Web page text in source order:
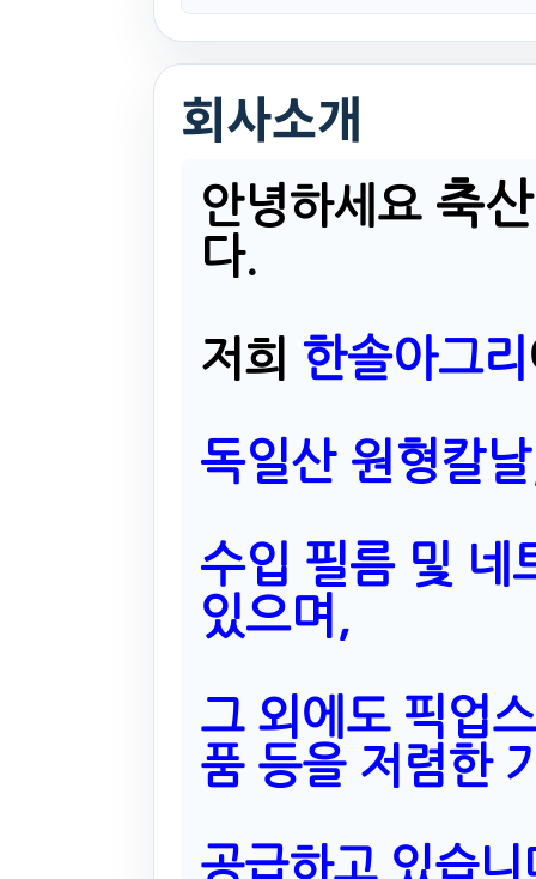
회사소개
안녕하세요축산
다.
저희 한솔아그리
독일산 원형칼
수입 필름 및 네
있으며,
그 외에도 픽업
품 등을 저렴한
공급하고 있습니